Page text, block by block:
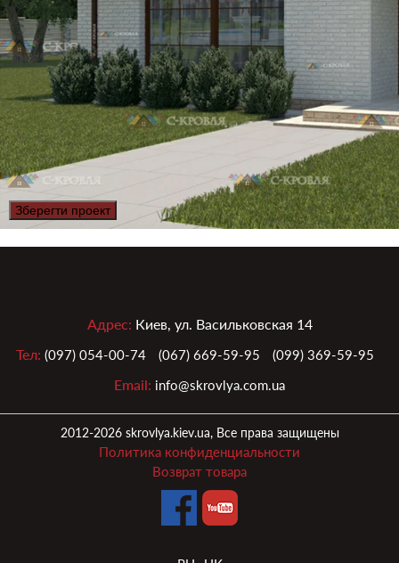
Зберегти проект
Адрес: Киев, ул. Васильковская 14
Тел: (097) 054-00-74 (067) 669-59-95 (099) 369-59-95
Email: info@skrovlya.com.ua
2012-2026 skrovlya.kiev.ua, Все права защищены
Политика конфиденциальности
Возврат товара